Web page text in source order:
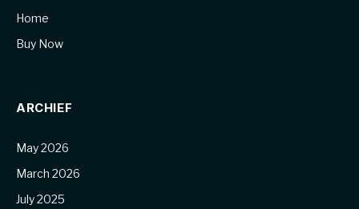
Home
Buy Now
ARCHIEF
May 2026
March 2026
July 2025